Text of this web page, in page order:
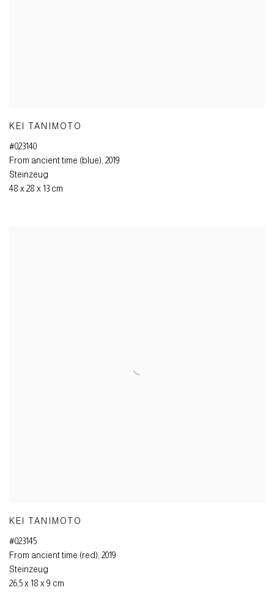
KEI TANIMOTO
#023140
From ancient time (blue) 2019
Steinzeug
48 x 28 x 13 cm
KEI TANIMOTO
#023145
From ancient time (red) 2019
Steinzeug
26,5 x 18 x 9 cm